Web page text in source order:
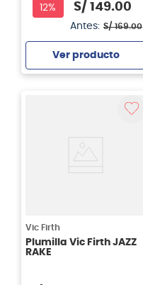
12% S/ 149.00
Antes: S/ 169.00
Ver producto
Vic Firth
Plumilla Vic Firth JAZZ
RAKE